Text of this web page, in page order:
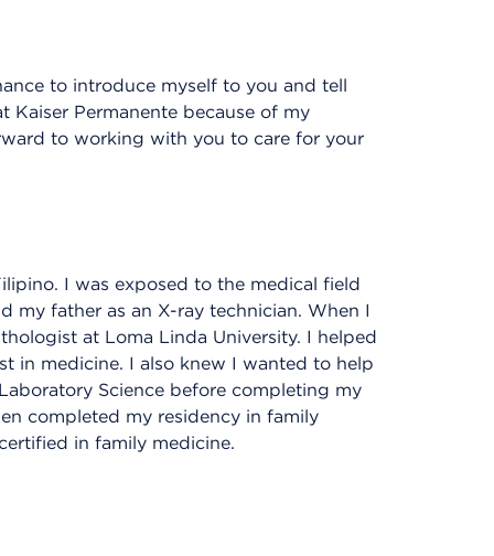
to introduce myself to you and tell
Permanente because of my
to working with you to care for your
I was exposed to the medical field
my father as an X-ray technician. When I
at Loma Linda University. I helped
in medicine. I also knew I wanted to help
Science before completing my
completed my residency in family
in family medicine.